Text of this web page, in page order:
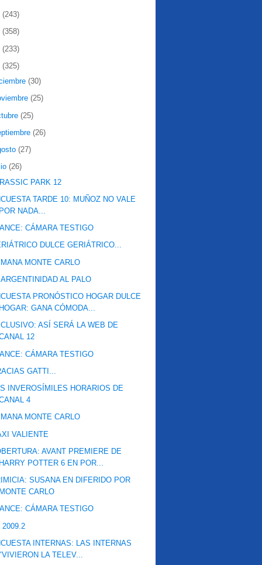
(243)
(358)
(233)
(325)
(30)
(25)
(25)
(26)
(27)
(26)
PARK 12
TARDE 10: MUÑOZ NO VALE
NADA...
CÁMARA TESTIGO
DULCE GERIÁTRICO...
MONTE CARLO
ARGENTINIDAD AL PALO
PRONÓSTICO HOGAR DULCE
GANA CÓMODA...
ASÍ SERÁ LA WEB DE
12
CÁMARA TESTIGO
GATTI...
INVEROSÍMILES HORARIOS DE
4
MONTE CARLO
VALIENTE
AVANT PREMIERE DE
POTTER 6 EN POR...
SUSANA EN DIFERIDO POR
CARLO
CÁMARA TESTIGO
2009.2
INTERNAS: LAS INTERNAS
LA TELEV...